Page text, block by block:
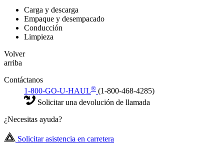
Carga y descarga
Empaque y desempacado
Conducción
Limpieza
Volver
arriba
Contáctanos
1-800-GO-U-HAUL® (1-800-468-4285)
Solicitar una devolución de llamada
¿Necesitas ayuda?
Solicitar asistencia en carretera